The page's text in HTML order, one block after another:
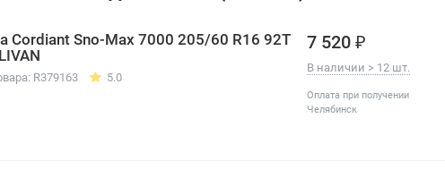
Cordiant Sno-Max 7000 205/60 R16 92T
R379163 5.0
7 520 ₽
В наличии > 12 шт.
Оплата при получении
Челябинск